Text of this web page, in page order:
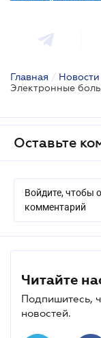
Главная / Новости
Оставьте
Войдите, чтобы
комментарий
Читайте
Подпишитесь,
новостей.